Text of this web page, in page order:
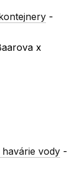
-
x
havárie vody -